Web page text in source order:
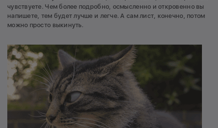
чувствуете. Чем более подробно, осмысленно и откровенно вы
напишете, тем будет лучше и легче. А сам лист, конечно, потом
можно просто выкинуть.